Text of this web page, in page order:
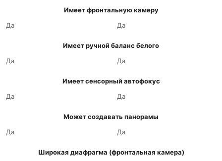
Имеет фронтальную камеру
Да
Да
Имеет ручной баланс белого
Да
Да
Имеет сенсорный автофокус
Да
Да
Может создавать панорамы
Да
Да
Широкая диафрагма (фронтальная камера)